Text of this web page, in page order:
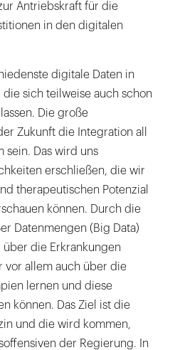
Antriebskraft für die
in den digitalen
digitale Daten in
sich teilweise auch schon
Die große
Zukunft die Integration all
sein. Das wird uns
erschließen, die wir
therapeutischen Potenzial
können. Durch die
Datenmengen (Big Data)
die Erkrankungen
vor allem auch über die
lernen und diese
können. Das Ziel ist die
und die wird kommen,
der Regierung. In